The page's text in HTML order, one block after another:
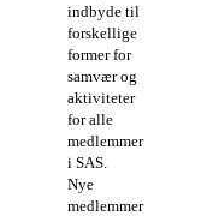
indbyde til
forskellige
former for
samvær og
aktiviteter
for alle
medlemmer
i SAS.
Nye
medlemmer